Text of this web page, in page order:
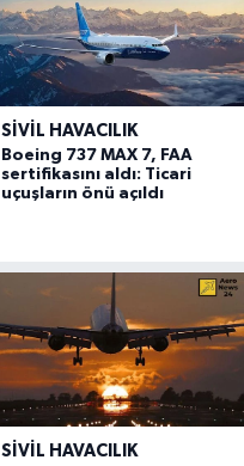
SIVIL HAVACILIK
Boeing 737 MAX 7, FAA
sertifikasını aldı: Ticari
uçuşların önü açıldı
SIVIL HAVACILIK